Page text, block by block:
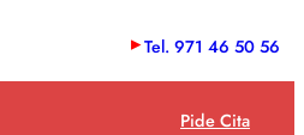
Tel. 971 46 50 56
Pide Cita